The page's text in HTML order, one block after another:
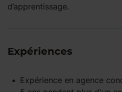
d’apprentissage.
Expériences
Expérience en agence